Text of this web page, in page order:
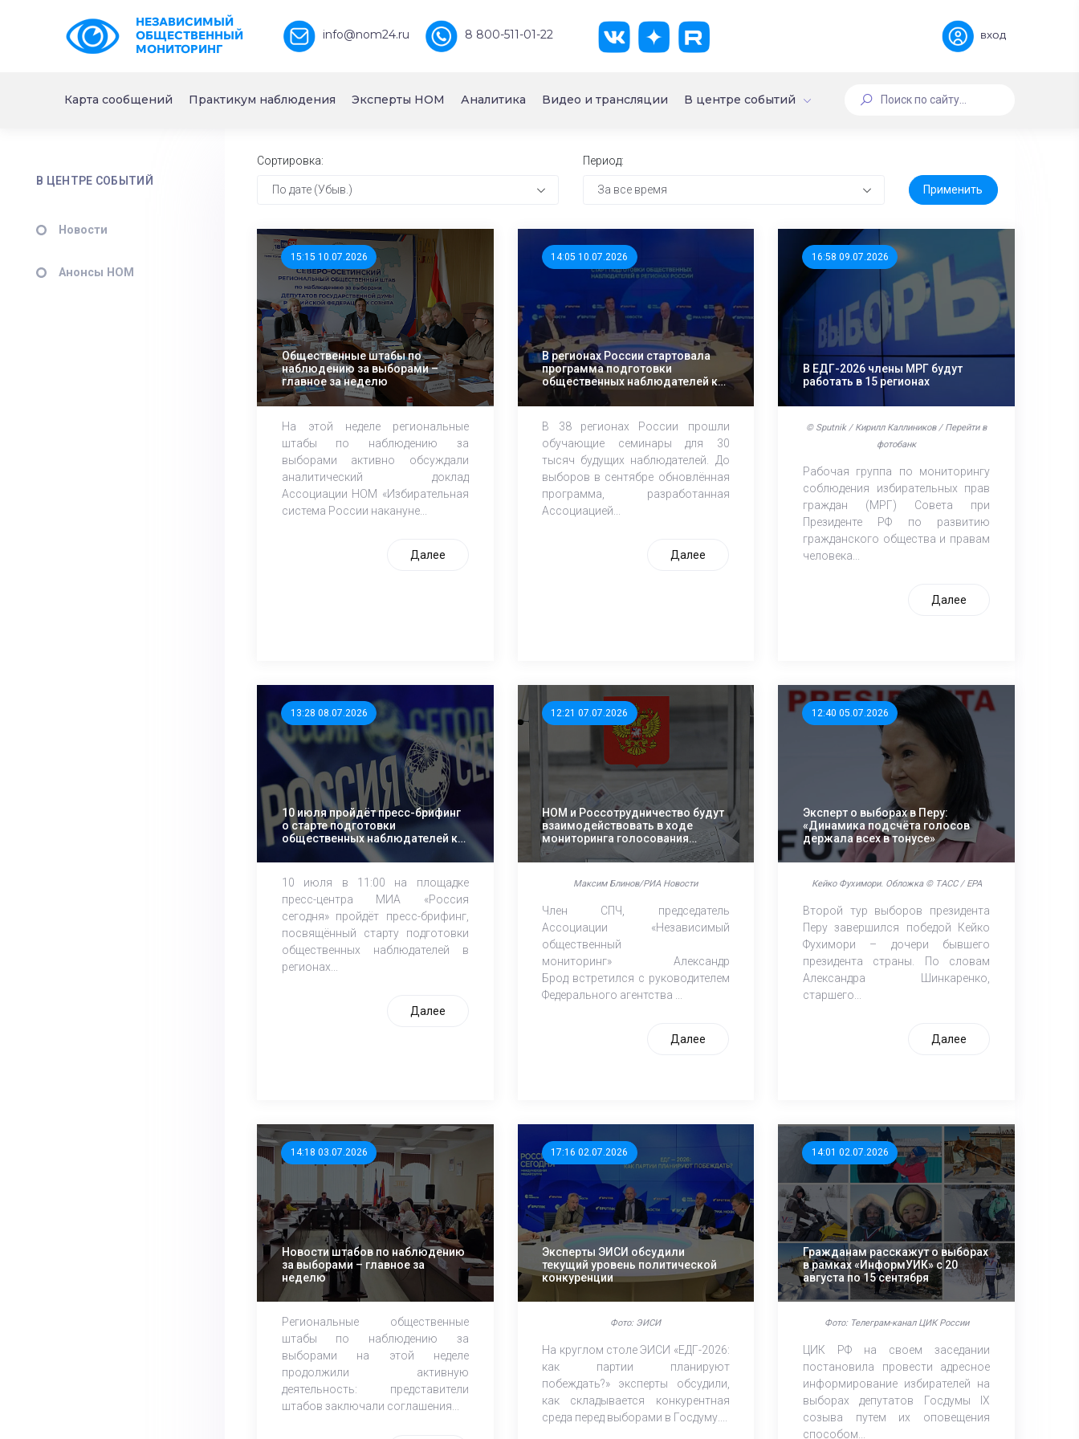
НЕЗАВИСИМЫЙ
ОБЩЕСТВЕННЫЙ
МОНИТОРИНГ
info@nom24.ru 8 800-511-01-22 вход
Карта сообщений Практикум наблюдения Эксперты НОМ Аналитика Видео и трансляции В центре событий
В ЦЕНТРЕ СОБЫТИЙ
Новости
Анонсы НОМ
Сортировка:
По дате (Убыв.)
Период:
За все время
15:15 10.07.2026
Общественные штабы по
наблюдению за выборами –
главное за неделю
На этой неделе региональные
штабы по наблюдению за
выборами активно обсуждали
аналитический доклад
Ассоциации НОМ «Избирательная
система России накануне...
Далее
14:05 10.07.2026
В регионах России стартовала
программа подготовки
общественных наблюдателей к
выборам
В 38 регионах России прошли
обучающие семинары для 30
тысяч будущих наблюдателей. До
выборов в сентябре обновлённая
программа, разработанная
Ассоциацией...
Далее
16:58 09.07.2026
В ЕДГ-2026 члены МРГ будут
работать в 15 регионах
© Sputnik / Кирилл Каллиников / Перейти в
фотобанк
Рабочая группа по мониторингу
соблюдения избирательных прав
граждан (МРГ) Совета при
Президенте РФ по развитию
гражданского общества и правам
человека...
Далее
13:28 08.07.2026
10 июля пройдёт пресс-брифинг
о старте подготовки
общественных наблюдателей к
10 июля в 11:00 на площадке
пресс-центра МИА «Россия
сегодня» пройдёт пресс-брифинг,
посвящённый cтарту подготовки
общественных наблюдателей в
регионах...
Далее
12:21 07.07.2026
НОМ и Россотрудничество будут
взаимодействовать в ходе
мониторинга голосования
соотечественников
Максим Блинов/РИА Новости
Член СПЧ, председатель
Ассоциации «Независимый
общественный
мониторинг» Александр
Брод встретился с руководителем
Федерального агентства ...
Далее
12:40 05.07.2026
Эксперт о выборах в Перу:
«Динамика подсчёта голосов
держала всех в тонусе»
Кейко Фухимори. Обложка © ТАСС / EPA
Второй тур выборов президента
Перу завершился победой Кейко
Фухимори – дочери бывшего
президента страны. По словам
Александра Шинкаренко,
старшего...
Далее
14:18 03.07.2026
Новости штабов по наблюдению
за выборами – главное за
неделю
Региональные общественные
штабы по наблюдению за
выборами на этой неделе
продолжили активную
деятельность: представители
штабов заключали соглашения...
17:16 02.07.2026
Эксперты ЭИСИ обсудили
текущий уровень политической
конкуренции
Фото: ЭИСИ
На круглом столе ЭИСИ «ЕДГ-2026:
как партии планируют
побеждать?» эксперты обсудили,
как складывается конкурентная
среда перед выборами в Госдуму....
14:01 02.07.2026
Гражданам расскажут о выборах
в рамках «ИнформУИК» с 20
августа по 15 сентября
Фото: Телеграм-канал ЦИК России
ЦИК РФ на своем заседании
постановила провести адресное
информирование избирателей на
выборах депутатов Госдумы IХ
созыва путем их оповещения
способом...